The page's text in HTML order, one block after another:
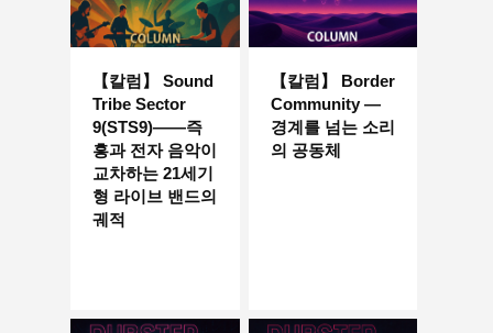
【칼럼】 Sound
Tribe Sector
9(STS9)――즉
흥과 전자 음악이
교차하는 21세기
형 라이브 밴드의
궤적
【칼럼】 Border
Community —
경계를 넘는 소리
의 공동체